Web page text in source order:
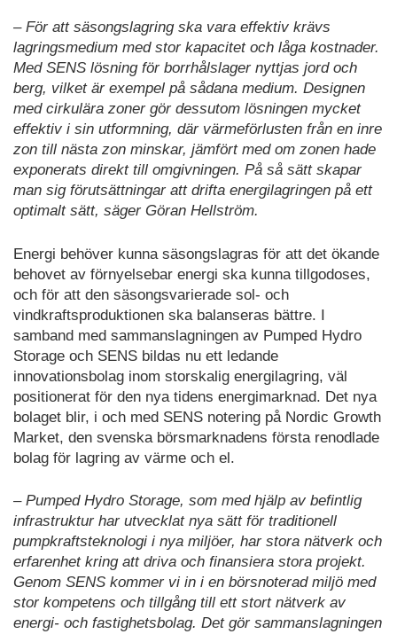
– För att säsongslagring ska vara effektiv krävs
lagringsmedium med stor kapacitet och låga kostnader.
Med SENS lösning för borrhålslager nyttjas jord och
berg, vilket är exempel på sådana medium. Designen
med cirkulära zoner gör dessutom lösningen mycket
effektiv i sin utformning, där värmeförlusten från en inre
zon till nästa zon minskar, jämfört med om zonen hade
exponerats direkt till omgivningen. På så sätt skapar
man sig förutsättningar att drifta energilagringen på ett
optimalt sätt, säger Göran Hellström.
Energi behöver kunna säsongslagras för att det ökande
behovet av förnyelsebar energi ska kunna tillgodoses,
och för att den säsongsvarierade sol- och
vindkraftsproduktionen ska balanseras bättre. I
samband med sammanslagningen av Pumped Hydro
Storage och SENS bildas nu ett ledande
innovationsbolag inom storskalig energilagring, väl
positionerat för den nya tidens energimarknad. Det nya
bolaget blir, i och med SENS notering på Nordic Growth
Market, den svenska börsmarknadens första renodlade
bolag för lagring av värme och el.
– Pumped Hydro Storage, som med hjälp av befintlig
infrastruktur har utvecklat nya sätt för traditionell
pumpkraftsteknologi i nya miljöer, har stora nätverk och
erfarenhet kring att driva och finansiera stora projekt.
Genom SENS kommer vi in i en börsnoterad miljö med
stor kompetens och tillgång till ett stort nätverk av
energi- och fastighetsbolag. Det gör sammanslagningen